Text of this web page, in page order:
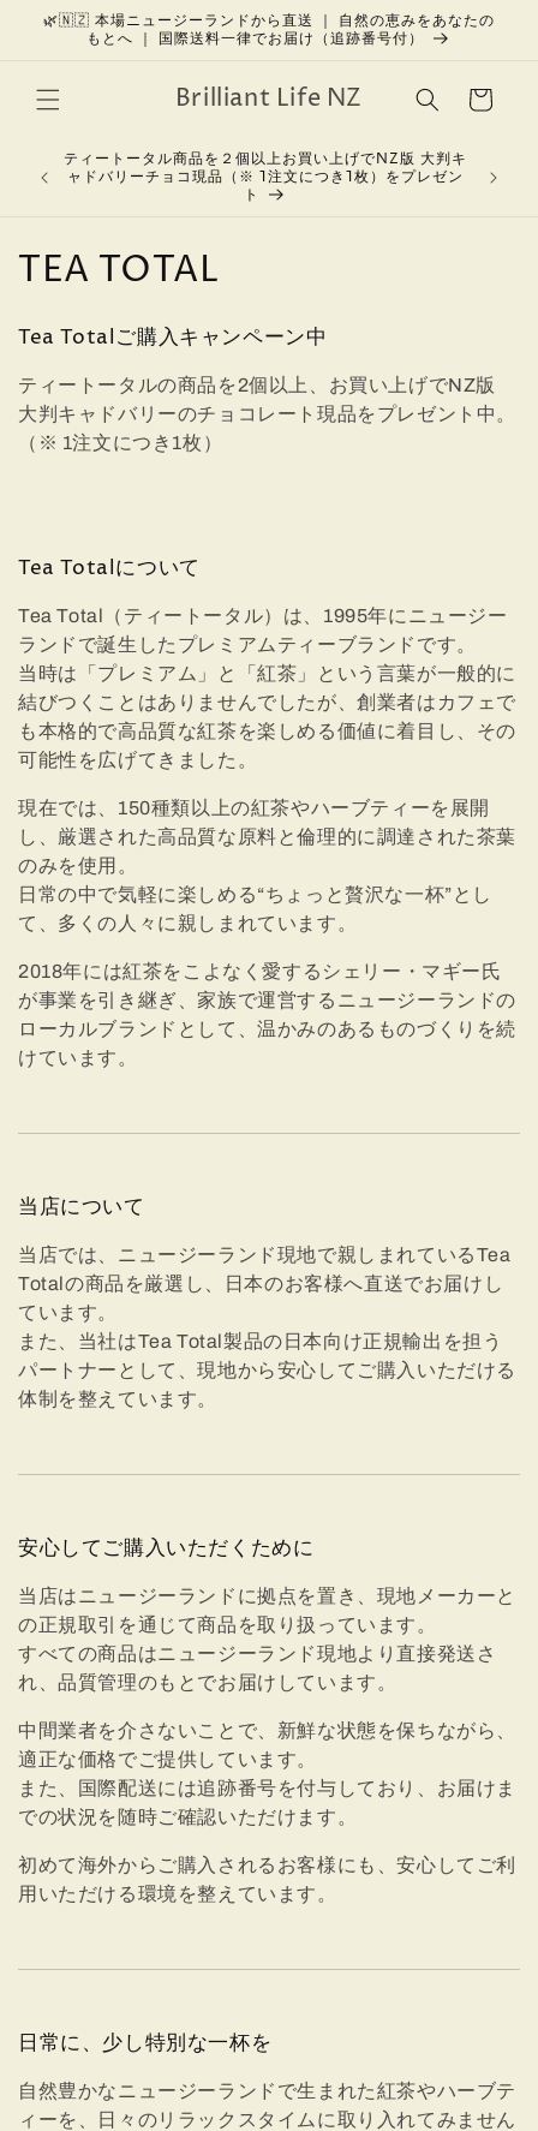
コンテン
ツに進む
🌿🇳🇿 本場ニュージーランドから直送 ｜ 自然の恵みをあなたの
もとへ ｜ 国際送料一律でお届け（追跡番号付）
Brilliant Life NZ
ー
を育
ティートータル商品を２個以上お買い上げでNZ版 大判キ
ャドバリーチョコ現品（※ 1注文につき1枚）をプレゼン
ト
コ
レ
シ
ョ
:
TEA TOTAL
Tea Totalご購入キャンペーン中
ティートータルの商品を2個以上、お買い上げでNZ版
大判キャドバリーのチョコレート現品をプレゼント中。
（※ 1注文につき1枚）
Tea Totalについて
Tea Total（ティートータル）は、1995年にニュージー
ランドで誕生したプレミアムティーブランドです。
当時は「プレミアム」と「紅茶」という言葉が一般的に
結びつくことはありませんでしたが、創業者はカフェで
も本格的で高品質な紅茶を楽しめる価値に着目し、その
可能性を広げてきました。
現在では、150種類以上の紅茶やハーブティーを展開
し、厳選された高品質な原料と倫理的に調達された茶葉
のみを使用。
日常の中で気軽に楽しめる“ちょっと贅沢な一杯”とし
て、多くの人々に親しまれています。
2018年には紅茶をこよなく愛するシェリー・マギー氏
が事業を引き継ぎ、家族で運営するニュージーランドの
ローカルブランドとして、温かみのあるものづくりを続
けています。
当店について
当店では、ニュージーランド現地で親しまれているTea
Totalの商品を厳選し、日本のお客様へ直送でお届けし
ています。
また、当社はTea Total製品の日本向け正規輸出を担う
パートナーとして、現地から安心してご購入いただける
体制を整えています。
安心してご購入いただくために
当店はニュージーランドに拠点を置き、現地メーカーと
の正規取引を通じて商品を取り扱っています。
すべての商品はニュージーランド現地より直接発送さ
れ、品質管理のもとでお届けしています。
中間業者を介さないことで、新鮮な状態を保ちながら、
適正な価格でご提供しています。
また、国際配送には追跡番号を付与しており、お届けま
での状況を随時ご確認いただけます。
初めて海外からご購入されるお客様にも、安心してご利
用いただける環境を整えています。
日常に、少し特別な一杯を
自然豊かなニュージーランドで生まれた紅茶やハーブテ
ィーを、日々のリラックスタイムに取り入れてみません